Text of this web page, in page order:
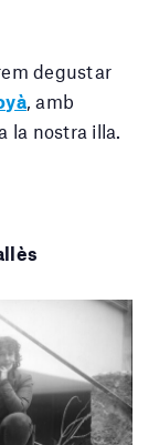
degustar
, amb
la nostra illa.